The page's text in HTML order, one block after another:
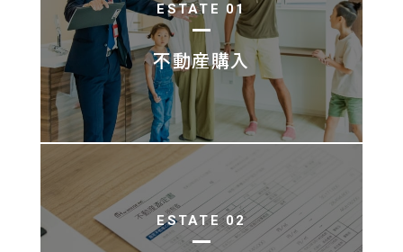
ESTATE 01
不動産購入
ESTATE 02